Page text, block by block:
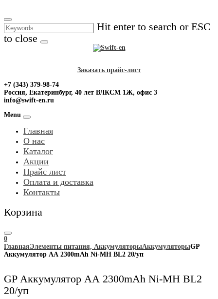
to
content
Hit enter to search or ESC
to close
Заказать прайс-лист
+7 (343) 379-98-74
Россия, Екатеринбург, 40 лет ВЛКСМ 1Ж, офис 3
info@swift-en.ru
Menu
Главная
О нас
Каталог
Акции
Прайс лист
Оплата и доставка
Контакты
Корзина
0
ГлавнаяЭлементы питания, АккумуляторыАккумуляторыGP
Аккумулятор АА 2300mAh Ni-MH BL2 20/уп
GP Аккумулятор АА 2300mAh Ni-MH BL2
20/уп